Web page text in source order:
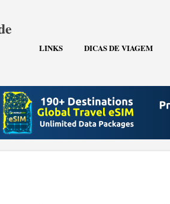
LINKS DICAS DE VIAGEM